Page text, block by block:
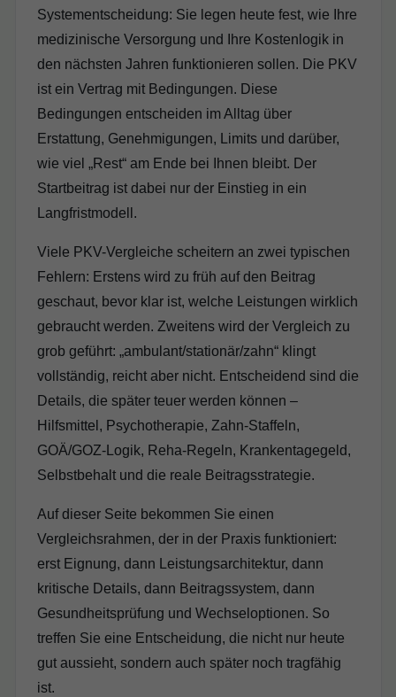
Systementscheidung: Sie legen heute fest, wie Ihre
medizinische Versorgung und Ihre Kostenlogik in
den nächsten Jahren funktionieren sollen. Die PKV
ist ein Vertrag mit Bedingungen. Diese
Bedingungen entscheiden im Alltag über
Erstattung, Genehmigungen, Limits und darüber,
wie viel „Rest“ am Ende bei Ihnen bleibt. Der
Startbeitrag ist dabei nur der Einstieg in ein
Langfristmodell.
Viele PKV-Vergleiche scheitern an zwei typischen
Fehlern: Erstens wird zu früh auf den Beitrag
geschaut, bevor klar ist, welche Leistungen wirklich
gebraucht werden. Zweitens wird der Vergleich zu
grob geführt: „ambulant/stationär/zahn“ klingt
vollständig, reicht aber nicht. Entscheidend sind die
Details, die später teuer werden können –
Hilfsmittel, Psychotherapie, Zahn-Staffeln,
GOÄ/GOZ-Logik, Reha-Regeln, Krankentagegeld,
Selbstbehalt und die reale Beitragsstrategie.
Auf dieser Seite bekommen Sie einen
Vergleichsrahmen, der in der Praxis funktioniert:
erst Eignung, dann Leistungsarchitektur, dann
kritische Details, dann Beitragssystem, dann
Gesundheitsprüfung und Wechseloptionen. So
treffen Sie eine Entscheidung, die nicht nur heute
gut aussieht, sondern auch später noch tragfähig
ist.